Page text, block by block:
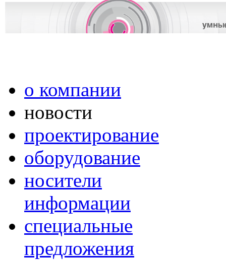
о компании
новости
проектирование
оборудование
носители
информации
специальные
предложения